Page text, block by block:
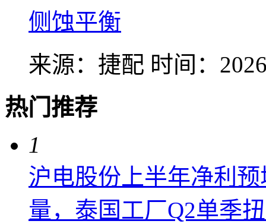
侧蚀平衡
来源：捷配 时间：
热门推荐
1
沪电股份上半年净利
量，泰国工厂Q2单季